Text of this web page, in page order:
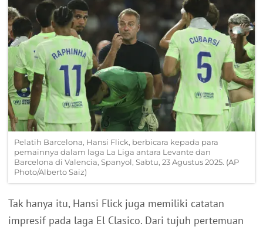
Pelatih Barcelona, Hansi Flick, berbicara kepada para
pemainnya dalam laga La Liga antara Levante dan
Barcelona di Valencia, Spanyol, Sabtu, 23 Agustus 2025. (AP
Photo/Alberto Saiz)
Tak hanya itu, Hansi Flick juga memiliki catatan
impresif pada laga El Clasico. Dari tujuh pertemuan